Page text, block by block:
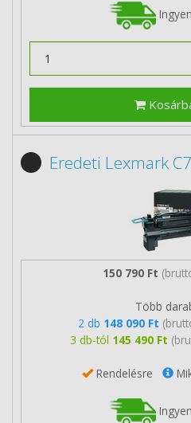
Eredeti Lexmark
150 790 Ft
Több
2 db 148 090 Ft
3 db-tól 145 490 Ft
Rendelésre